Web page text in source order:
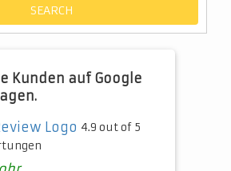
Kunden auf Google
4.9 out of 5